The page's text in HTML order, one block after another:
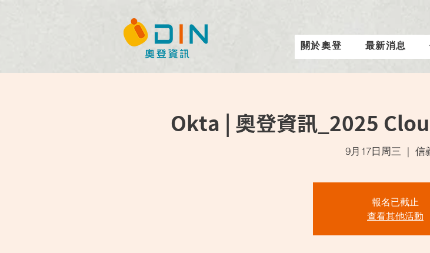
關於奧登 最新消息
Okta | 奧登資訊_2025
9月17日周三
  |
信
報名已截止
查看其他活動